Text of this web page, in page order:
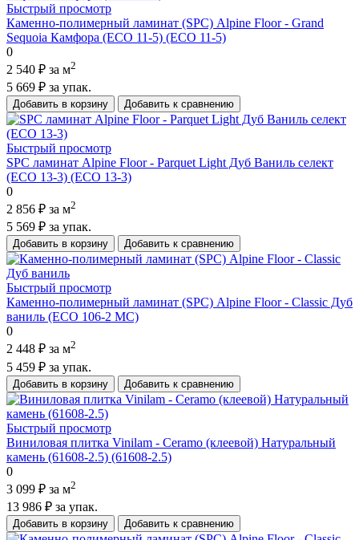
Быстрый просмотр
Каменно-полимерный ламинат (SPC) Alpine Floor - Grand
Sequoia Камфора (ECO 11-5) (ECO 11-5)
0
2 540 ₽ за м2
5 669 ₽ за упак.
Добавить в корзину Добавить к сравнению
Быстрый просмотр
SPC ламинат Alpine Floor - Parquet Light Дуб Ваниль селект
(ECO 13-3) (ECO 13-3)
0
2 856 ₽ за м2
5 569 ₽ за упак.
Добавить в корзину Добавить к сравнению
Быстрый просмотр
Каменно-полимерный ламинат (SPC) Alpine Floor - Classic Дуб
ваниль (ECO 106-2 MC)
0
2 448 ₽ за м2
5 459 ₽ за упак.
Добавить в корзину Добавить к сравнению
Быстрый просмотр
Виниловая плитка Vinilam - Ceramo (клеевой) Натуральный
камень (61608-2.5) (61608-2.5)
0
3 099 ₽ за м2
13 986 ₽ за упак.
Добавить в корзину Добавить к сравнению